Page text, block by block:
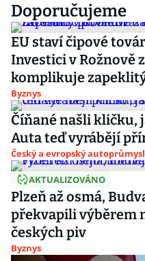
Doporučujeme
EU staví čipové
Investici v Rožnově
komplikuje
Byznys
Číňané našli kličku,
Auta teď vyrábějí
Český a evropský autoprůmysl
AKTUALIZOVÁNO
Plzeň až osmá,
překvapili výběrem
českých piv
Byznys